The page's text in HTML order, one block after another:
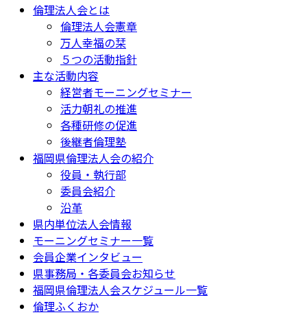
倫理法人会とは
倫理法人会憲章
万人幸福の栞
５つの活動指針
主な活動内容
経営者モーニングセミナー
活力朝礼の推進
各種研修の促進
後継者倫理塾
福岡県倫理法人会の紹介
役員・執行部
委員会紹介
沿革
県内単位法人会情報
モーニングセミナー一覧
会員企業インタビュー
県事務局・各委員会お知らせ
福岡県倫理法人会スケジュール一覧
倫理ふくおか